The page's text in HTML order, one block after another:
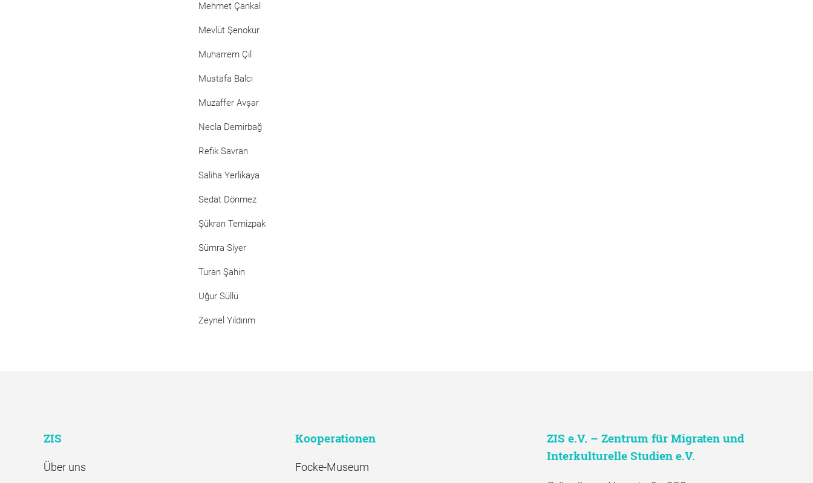
Mehmet Çankal
Mevlüt Şenokur
Muharrem Çil
Mustafa Balcı
Muzaffer Avşar
Necla Demirbağ
Refik Savran
Saliha Yerlikaya
Sedat Dönmez
Şükran Temizpak
Sümra Siyer
Turan Şahin
Uğur Süllü
Zeynel Yıldırım
ZIS
Über uns
Kooperationen
Focke-Museum
ZIS e.V. – Zentrum für Migraten und
Interkulturelle Studien e.V.